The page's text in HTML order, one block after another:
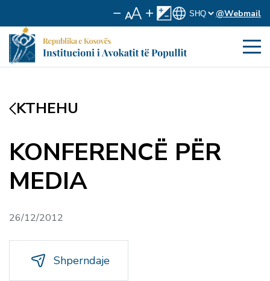
@Webmail
KTHEHU
KONFERENCË PËR
MEDIA
26/12/2012
Shperndaje